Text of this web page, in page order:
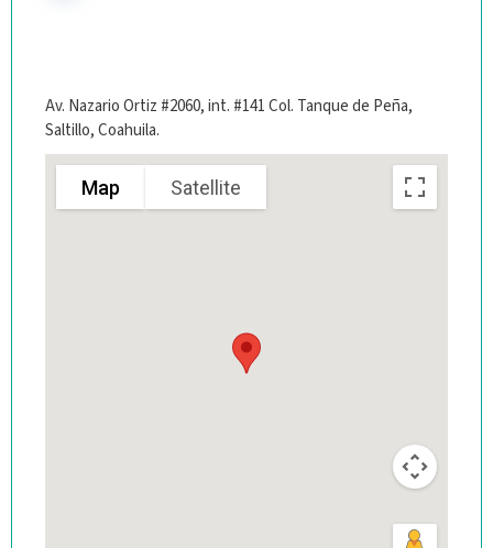
Av. Nazario Ortiz #2060, int. #141 Col. Tanque de Peña,
Saltillo, Coahuila.
Map Satellite